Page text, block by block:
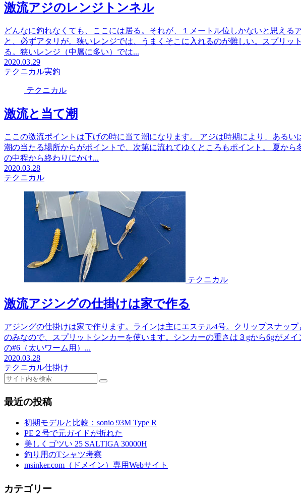
激流アジのレンジトンネル
どんなに釣れなくても、ここには居る。それが、１メートル位しかないと思える
と、必ずアタリが。狭いレンジでは、うまくそこに入れるのが難しい。スプリッ
る。狭いレンジ（中層に多い）では...
2020.03.29
テクニカル実釣
テクニカル
激流と当て潮
ここの激流ポイントは下げの時に当て潮になります。 アジは時期により、あるい
潮の当たる場所からがポイントで、次第に流れてゆくところもポイント。 夏から
の中程から終わりにかけ...
2020.03.28
テクニカル
テクニカル
激流アジングの仕掛けは家で作る
アジングの仕掛けは家で作ります。ラインは主にエステル4号。クリップスナッ
のみなので、スプリットシンカーを使います。シンカーの重さは３gから6gがメ
の#6（太いワーム用）...
2020.03.28
テクニカル仕掛け
最近の投稿
初期モデルと比較：sonio 93M Type R
PE２号で元ガイドが折れた
美しくゴツい 25 SALTIGA 30000H
釣り用のTシャツ考察
msinker.com（ドメイン）専用Webサイト
カテゴリー